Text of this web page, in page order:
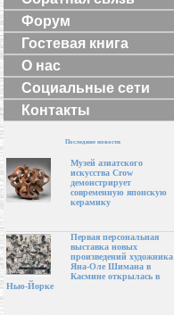
Форум
Гостевая книга
О нас
Социальные сети
Контакты
Последние новости
Музей азиатского
искусства Crow
демонстрирует
современную японскую
керамику
Первая персональная
выставка новых
произведений художника
Яна-Оле Шимана в
Касмине открылась в
Нью-Йорке